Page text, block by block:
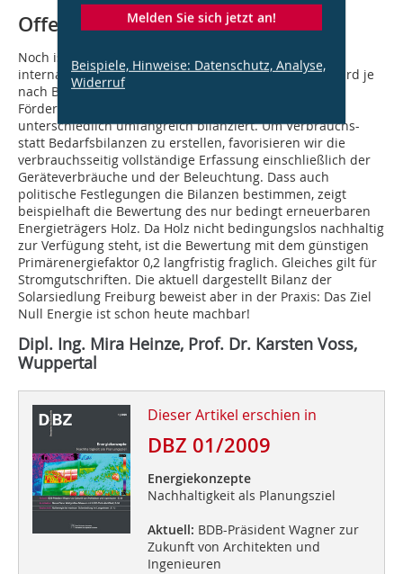
Offene Fragen bleiben
Noch ist die Nullenergie-Bilanzierung national und
international methodisch nicht abgestimmt. Aktuell wird je
nach Bezug - Normung, Berechnungsprogramm,
Förderprogrammen oder vorhandenen Zählern -
unterschiedlich umfangreich bilanziert. Um Verbrauchs-
statt Bedarfsbilanzen zu erstellen, favorisieren wir die
verbrauchsseitig vollständige Erfassung einschließlich der
Geräteverbräuche und der Beleuchtung. Dass auch
politische Festlegun­gen die Bilanzen bestimmen, zeigt
beispielhaft die Bewertung des nur bedingt erneuerbaren
Energieträgers Holz. Da Holz nicht bedin­gungslos nachhaltig
zur Verfügung steht, ist die Bewertung mit dem günstigen
Primärenergiefaktor 0,2 langfristig fraglich. Gleiches gilt für
Stromgutschriften. Die aktuell dargestellt Bilanz der
Solarsiedlung Freiburg beweist aber in der Praxis: Das Ziel
Null Energie ist schon heute machbar!
Dipl. Ing. Mira Heinze, Prof. Dr. Karsten Voss,
Wuppertal
Dieser Artikel erschien in
DBZ 01/2009
Energiekonzepte
Nachhaltigkeit als Planungsziel
Aktuell: BDB-Präsident Wagner zur
Zukunft von Architekten und
Ingenieuren
Melden Sie sich jetzt an!
Beispiele, Hinweise: Datenschutz, Analyse,
Widerruf